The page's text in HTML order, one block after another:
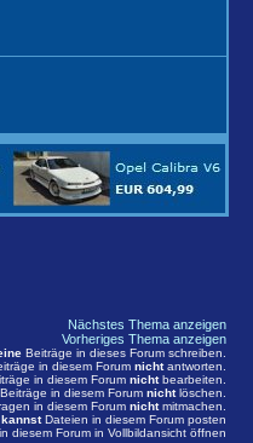
Nächstes Thema anzeigen
Vorheriges Thema anzeigen
Beiträge in dieses Forum schreiben.
in diesem Forum nichtantworten.
in diesem Forum nichtbearbeiten.
in diesem Forum nichtlöschen.
in diesem Forum nichtmitmachen.
kannstDateien in diesem Forum posten
diesem Forum in Vollbildansicht öffnen